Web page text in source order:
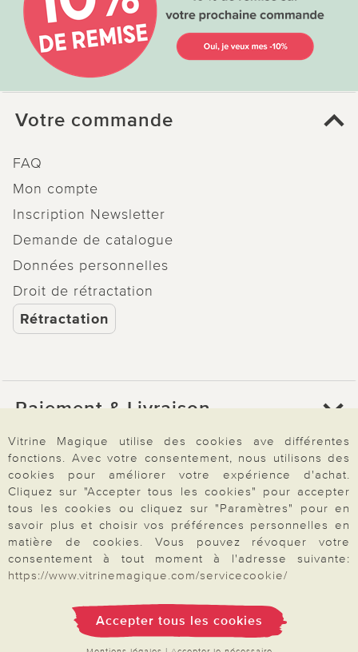
Votre commande
FAQ
Mon compte
Inscription Newsletter
Demande de catalogue
Données personnelles
Droit de rétractation
Rétractation
Paiement & Livraison
À propos de nous
Besoin d'aide?
Mentions légales|CGV|Données & liberté|Vie privée & cookies
Vitrine Magique utilise des cookies ave différentes
fonctions. Avec votre consentement, nous utilisons des
cookies pour améliorer votre expérience d'achat.
Cliquez sur "Accepter tous les cookies" pour accepter
tous les cookies ou cliquez sur "Paramètres" pour en
savoir plus et choisir vos préférences personnelles en
matière de cookies. Vous pouvez révoquer votre
consentement à tout moment à l'adresse suivante:
https://www.vitrinemagique.com/servicecookie/
Accepter tous les cookies